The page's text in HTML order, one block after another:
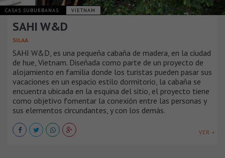
CASAS SUBURBANAS VIETNAM
SAHI W&D
SILAA
SAHI W&D, es una pequeña cabaña de madera, en la ciudad
de hue, Vietnam. Diseñada como parte de un proyecto de
alojamiento en familia donde los turistas pueden pasar sus
vacaciones en un espacio estilo dormitorio, la cabaña se
encuentra ubicada en la esquina del sitio, el proyecto tiene
como objetivo fomentar la conexión entre las personas y
sus elementos circundantes, y con los demás.
VER +